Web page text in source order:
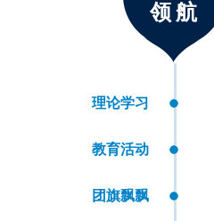
领航
理论学习
教育活动
团旗飘飘